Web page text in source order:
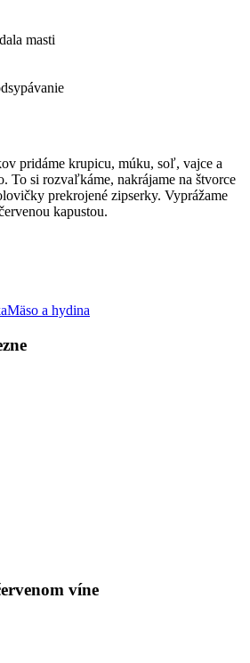
masti
pridáme krupicu, múku, soľ, vajce a
To si rozvaľkáme, nakrájame na štvorce
prekrojené zipserky. Vyprážame
kapustou.
Mäso a hydina
víne